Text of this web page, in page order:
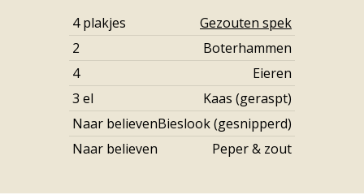
4 plakjes
Gezouten spek
2
Boterhammen
4
Eieren
3 el
Kaas (geraspt)
Naar believenBieslook (gesnipperd)
Naar believen
Peper & zout